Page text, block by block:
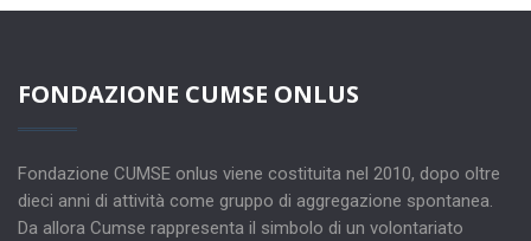
FONDAZIONE CUMSE ONLUS
Fondazione CUMSE onlus viene costituita nel 2010, dopo oltre
dieci anni di attività come gruppo di aggregazione spontanea.
Da allora Cumse rappresenta il simbolo di un volontariato